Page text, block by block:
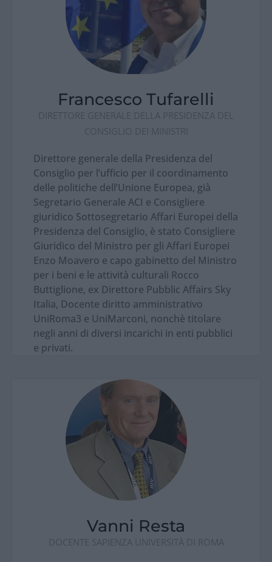
Francesco Tufarelli
DIRETTORE GENERALE DELLA PRESIDENZA DEL
CONSIGLIO DEI MINISTRI
Direttore generale della Presidenza del
Consiglio per l’ufficio per il coordinamento
delle politiche dell’Unione Europea, già
Segretario Generale ACI e Consigliere
giuridico Sottosegretario Affari Europei della
Presidenza del Consiglio, è stato Consigliere
Giuridico del Ministro per gli Affari Europei
Enzo Moavero e capo gabinetto del Ministro
per i beni e le attività culturali Rocco
Buttiglione, ex Direttore Pubblic Affairs Sky
Italia, Docente diritto amministrativo
UniRoma3 e UniMarconi, nonchè titolare
negli anni di diversi incarichi in enti pubblici
e privati.
Vanni Resta
DOCENTE SAPIENZA UNIVERSITÀ DI ROMA